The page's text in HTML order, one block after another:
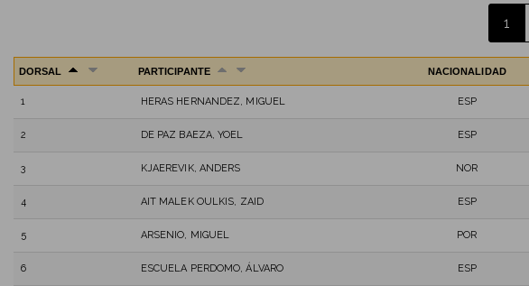
1
DORSAL PARTICIPANTE NACIONALIDAD
1 HERAS HERNANDEZ, MIGUEL ESP
2 DE PAZ BAEZA, YOEL ESP
3 KJAEREVIK, ANDERS NOR
4 AIT MALEK OULKIS, ZAID ESP
5 ARSENIO, MIGUEL POR
6 ESCUELA PERDOMO, ÁLVARO ESP